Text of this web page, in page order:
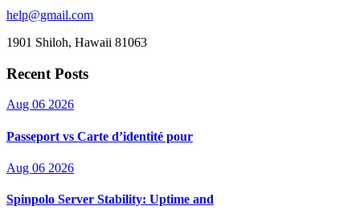
help@gmail.com
1901 Shiloh, Hawaii 81063
Recent Posts
Aug 06 2026
Passeport vs Carte d’identité pour
Aug 06 2026
Spinpolo Server Stability: Uptime and